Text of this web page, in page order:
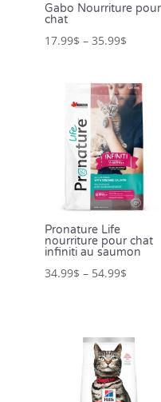
Gabo Nourriture pour
chat
17.99$ – 35.99$
Pronature Life
nourriture pour chat
infiniti au saumon
34.99$ – 54.99$